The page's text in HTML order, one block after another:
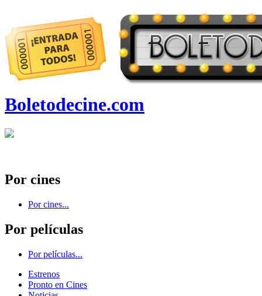
Boletodecine.com
Por cines
Por cines...
Por películas
Por películas...
Estrenos
Pronto en Cines